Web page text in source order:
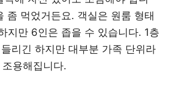
좀 먹었거든요. 객실은 원룸 형태
지만 6인은 좁을 수 있습니다. 1층
리긴 하지만 대부분 가족 단위라
용해집니다.